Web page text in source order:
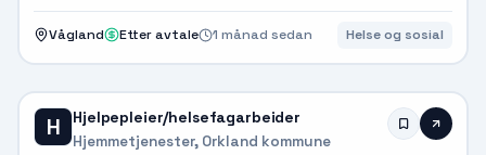
Vågland Etter avtale 1 månad sedan Helse og sosial
H Hjelpepleier/helsefagarbeider
Hjemmetjenester, Orkland kommune